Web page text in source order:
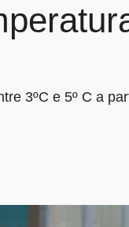
3ºC e 5º C a